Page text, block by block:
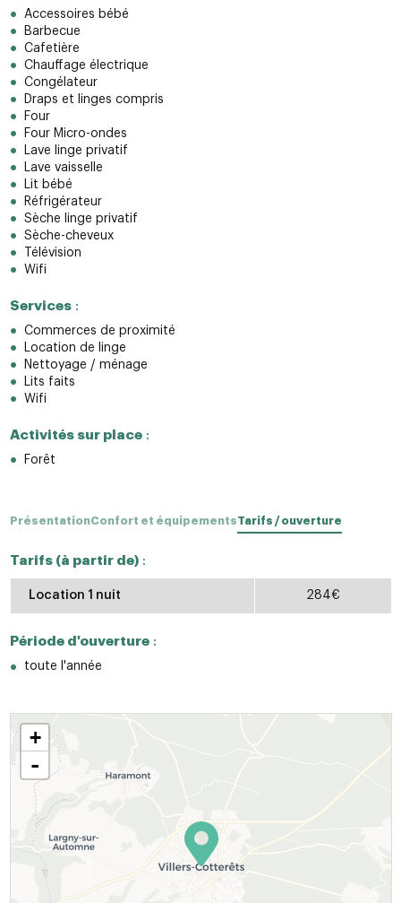
Accessoires bébé
Barbecue
Cafetière
Chauffage électrique
Congélateur
Draps et linges compris
Four
Four Micro-ondes
Lave linge privatif
Lave vaisselle
Lit bébé
Réfrigérateur
Sèche linge privatif
Sèche-cheveux
Télévision
Wifi
Services:
Commerces de proximité
Location de linge
Nettoyage / ménage
Lits faits
Wifi
Activités sur place:
Forêt
PrésentationConfort et équipementsTarifs / ouverture
Tarifs (à partir de):
Location 1 nuit 284€
Période d'ouverture:
toute l'année
+
-